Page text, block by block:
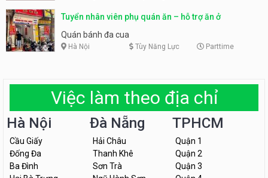
Tuyển nhân viên phụ quán ăn – hỗ trợ ăn ở
Quán bánh đa cua
Hà Nội Tùy Năng Lực Parttime
Việc làm theo địa chỉ
Hà Nội
Cầu Giấy
Đống Đa
Ba Đình
Đà Nẵng
Hải Châu
Thanh Khê
Sơn Trà
TPHCM
Quận 1
Quận 2
Quận 3